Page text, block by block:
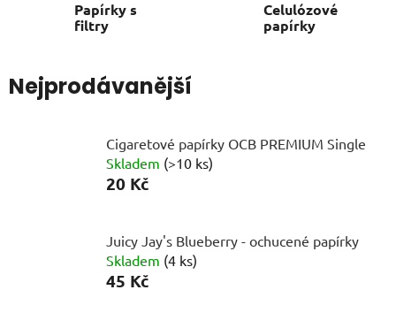
Papírky s
filtry
Celulózové
papírky
Nejprodávanější
Cigaretové papírky OCB PREMIUM Single
Skladem (>10 ks)
20 Kč
Juicy Jay's Blueberry - ochucené papírky
Skladem (4 ks)
45 Kč